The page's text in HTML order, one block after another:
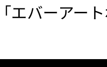
エバーアー